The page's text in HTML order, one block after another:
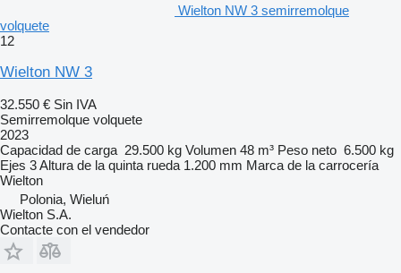
Wielton NW 3 semirremolque
volquete
12
Wielton NW 3
32.550 € Sin IVA
Semirremolque volquete
2023
Capacidad de carga 29.500 kg Volumen 48 m³ Peso neto 6.500 kg
Ejes 3Altura de la quinta rueda 1.200 mm Marca de la carrocería
Wielton
Polonia, Wieluń
Wielton S.A.
Contacte con el vendedor